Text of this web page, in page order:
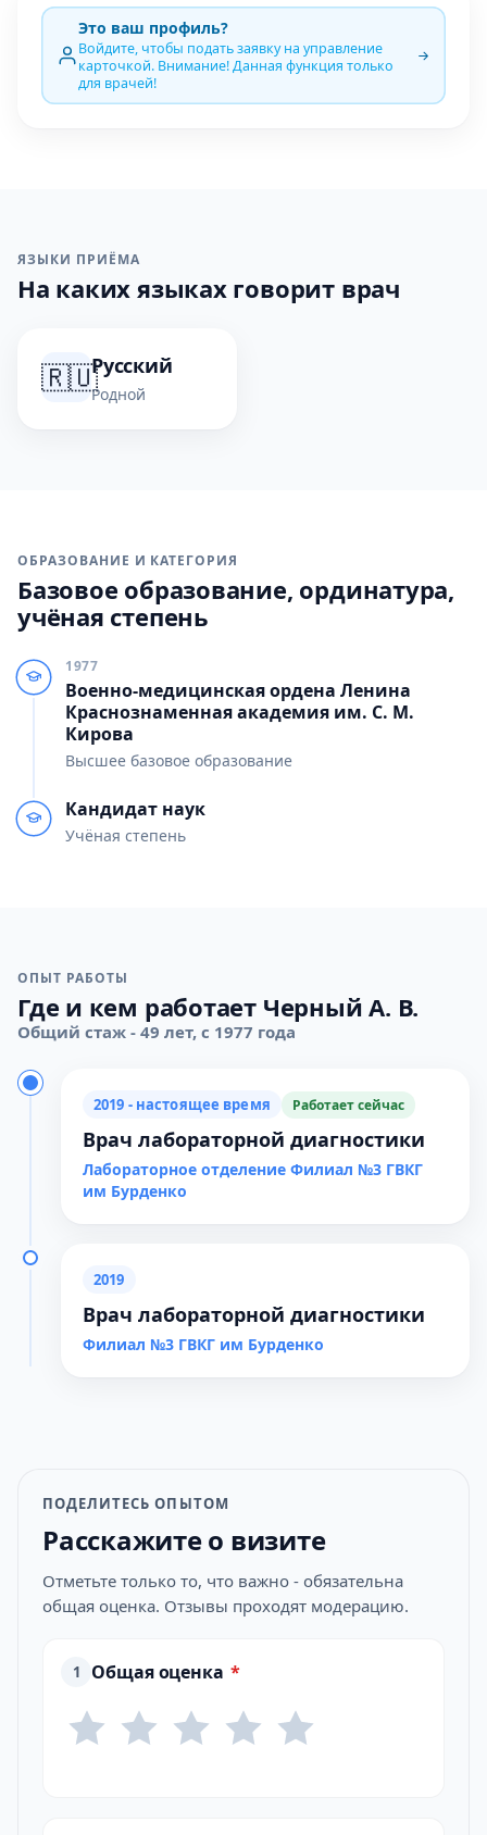
Это ваш профиль?
Войдите, чтобы подать заявку на управление
карточкой. Внимание! Данная функция только
для врачей!
ЯЗЫКИ ПРИЁМА
На каких языках говорит врач
🇷🇺Русский
Родной
ОБРАЗОВАНИЕ И КАТЕГОРИЯ
Базовое образование, ординатура,
учёная степень
1977
Военно-медицинская ордена Ленина
Краснознаменная академия им. С. М.
Кирова
Высшее базовое образование
Кандидат наук
Учёная степень
ОПЫТ РАБОТЫ
Где и кем работает Черный А. В.
Общий стаж - 49 лет, с 1977 года
2019 - настоящее время Работает сейчас
Врач лабораторной диагностики
Лабораторное отделение Филиал №3 ГВКГ
им Бурденко
2019
Врач лабораторной диагностики
Филиал №3 ГВКГ им Бурденко
ПОДЕЛИТЕСЬ ОПЫТОМ
Расскажите о визите
Отметьте только то, что важно - обязательна
общая оценка. Отзывы проходят модерацию.
1 Общая оценка *